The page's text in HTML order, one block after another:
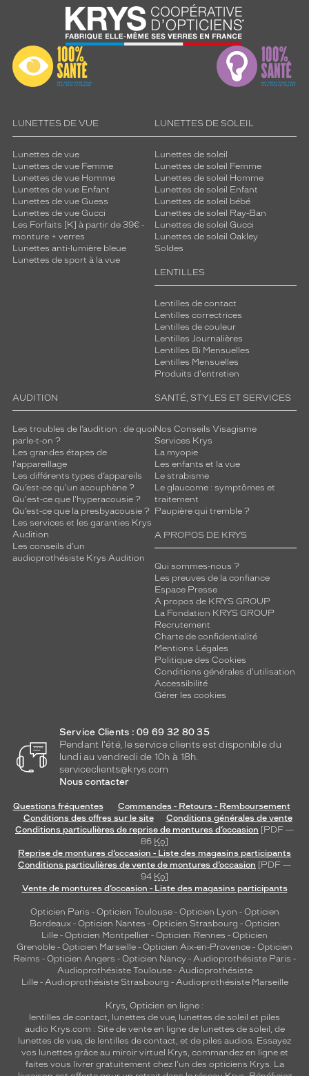
LUNETTES DE VUE
Lunettes de vue
Lunettes de vue Femme
Lunettes de vue Homme
Lunettes de vue Enfant
Lunettes de vue Guess
Lunettes de vue Gucci
Les Forfaits [K] à partir de 39€ -
monture + verres
Lunettes anti-lumière bleue
Lunettes de sport à la vue
LUNETTES DE SOLEIL
Lunettes de soleil
Lunettes de soleil Femme
Lunettes de soleil Homme
Lunettes de soleil Enfant
Lunettes de soleil bébé
Lunettes de soleil Ray-Ban
Lunettes de soleil Gucci
Lunettes de soleil Oakley
Soldes
LENTILLES
Lentilles de contact
Lentilles correctrices
Lentilles de couleur
Lentilles Journalières
Lentilles Bi Mensuelles
Lentilles Mensuelles
Produits d'entretien
AUDITION
Les troubles de l’audition : de quoi
parle-t-on ?
Les grandes étapes de
l'appareillage
Les différents types d’appareils
Qu’est-ce qu'un acouphène ?
Qu'est-ce que l'hyperacousie ?
Qu’est-ce que la presbyacousie ?
Les services et les garanties Krys
Audition
Les conseils d'un
audioprothésiste Krys Audition
SANTÉ, STYLES ET SERVICES
Nos Conseils Visagisme
Services Krys
La myopie
Les enfants et la vue
Le strabisme
Le glaucome : symptômes et
traitement
Paupière qui tremble ?
A PROPOS DE KRYS
Qui sommes-nous ?
Les preuves de la confiance
Espace Presse
A propos de KRYS GROUP
La Fondation KRYS GROUP
Recrutement
Charte de confidentialité
Mentions Légales
Politique des Cookies
Conditions générales d'utilisation
Accessibilité
Gérer les cookies
Service Clients : 09 69 32 80 35
Pendant l'été, le service clients est disponible du
lundi au vendredi de 10h à 18h.
serviceclients@krys.com
Nous contacter
Questions fréquentes
Commandes - Retours - Remboursement
Conditions des offres sur le site
Conditions générales de vente
Conditions particulières de reprise de montures d’occasion [PDF —
86 Ko]
Reprise de montures d’occasion - Liste des magasins participants
Conditions particulières de vente de montures d’occasion [PDF —
94 Ko]
Vente de montures d’occasion - Liste des magasins participants
Opticien Paris - Opticien Toulouse- Opticien Lyon - Opticien
Bordeaux- Opticien Nantes - Opticien Strasbourg - Opticien
Lille - Opticien Montpellier - Opticien Rennes - Opticien
Grenoble - Opticien Marseille - Opticien Aix-en-Provence - Opticien
Reims - Opticien Angers - Opticien Nancy - Audioprothésiste Paris -
Audioprothésiste Toulouse- Audioprothésiste
Lille- Audioprothésiste Strasbourg - Audioprothésiste Marseille
Krys, Opticien en ligne :
lentilles de contact, lunettes de vue, lunettes de soleil et piles
audio Krys.com : Site de vente en ligne de lunettes de soleil, de
lunettes de vue, de lentilles de contact, et de piles audios. Essayez
vos lunettes grâce au miroir virtuel Krys, commandez en ligne et
faites vous livrer gratuitement chez l'un des opticiens Krys. La